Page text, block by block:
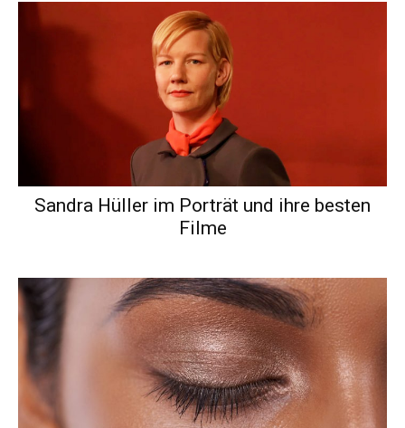
Sandra Hüller im Porträt und ihre besten
Filme